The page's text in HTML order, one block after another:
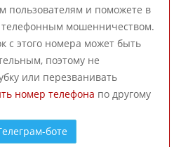
пользователям и поможете в
мошенничеством.
с этого номера может быть
поэтому не
или перезванивать
номер телефона по другому
боте